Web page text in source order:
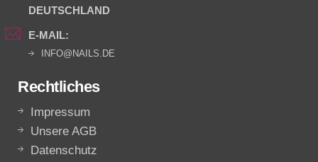
DEUTSCHLAND
E-MAIL:
INFO@NAILS.DE
Rechtliches
Impressum
Unsere AGB
Datenschutz